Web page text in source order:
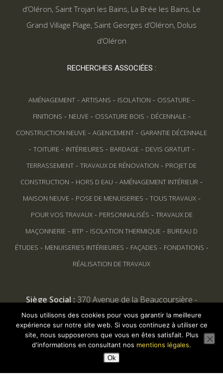
d’Oléron, Saint Trojan les Bains, La Brée les Bains, Le
Grand Village Plage, Saint Georges d’Oléron, Dolus
d’Oléron
RECHERCHES ASSOCIÉES :
AMÉNAGEMENT - ARTISANS - ISOLATION - OSSATURE -
FINITIONS - NEUVE- OSSATURE BOIS - DÉCENNALE-
CONSTRUCTION NEUVE - AGENCEMENT - GARANTIE DÉCENNALE
- TOITURE- INTÉRIEURES - BARDAGE- DEVIS GRATUIT-
TERRASSEMENT - TRAVAUX DE RÉNOVATION - PROJET DE
CONSTRUCTION - HORS D EAU - AMÉNAGEMENT INTÉRIEUR -
MAISON NEUVE- POSE DE MENUISERIES - TOUS TRAVAUX-
POUR VOS TRAVAUX- PERSONNALISÉS - TRAVAUX DE
MAÇONNERIE - BTP - ISOLATION THERMIQUE - BUREAU D
ÉTUDES - MENUISERIES INTÉRIEURES - FAÇADES - FONDATIONS -
RÉALISATION DE TRAVAUX
Siège Social : 370 Avenue de la Beaucoursière -
17480 LE CHATEAU D'OLERON
Nous utilisons des cookies pour vous garantir la meilleure
expérience sur notre site web. Si vous continuez à utiliser ce
site, nous supposerons que vous en êtes satisfait. Plus
d'informations en consultant nos mentions légales.
Ok